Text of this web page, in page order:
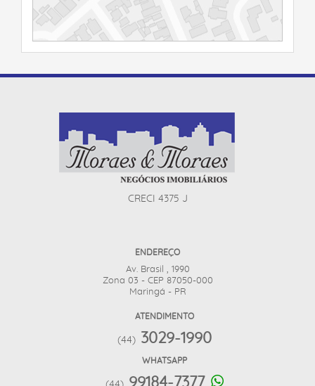
CRECI 4375 J
ENDEREÇO
Av. Brasil , 1990
Zona 03 - CEP 87050-000
Maringá - PR
ATENDIMENTO
(44) 3029-1990
WHATSAPP
99184-7377